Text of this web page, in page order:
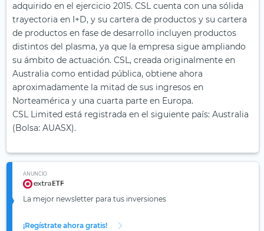
adquirido en el ejercicio 2015. CSL cuenta con una sólida
trayectoria en I+D, y su cartera de productos y su cartera
de productos en fase de desarrollo incluyen productos
distintos del plasma, ya que la empresa sigue ampliando
su ámbito de actuación. CSL, creada originalmente en
Australia como entidad pública, obtiene ahora
aproximadamente la mitad de sus ingresos en
Norteamérica y una cuarta parte en Europa.
CSL Limited está registrada en el siguiente país: Australia
(Bolsa: AUASX).
ANUNCIO
La mejor newsletter para tus inversiones
¡Regístrate ahora gratis!